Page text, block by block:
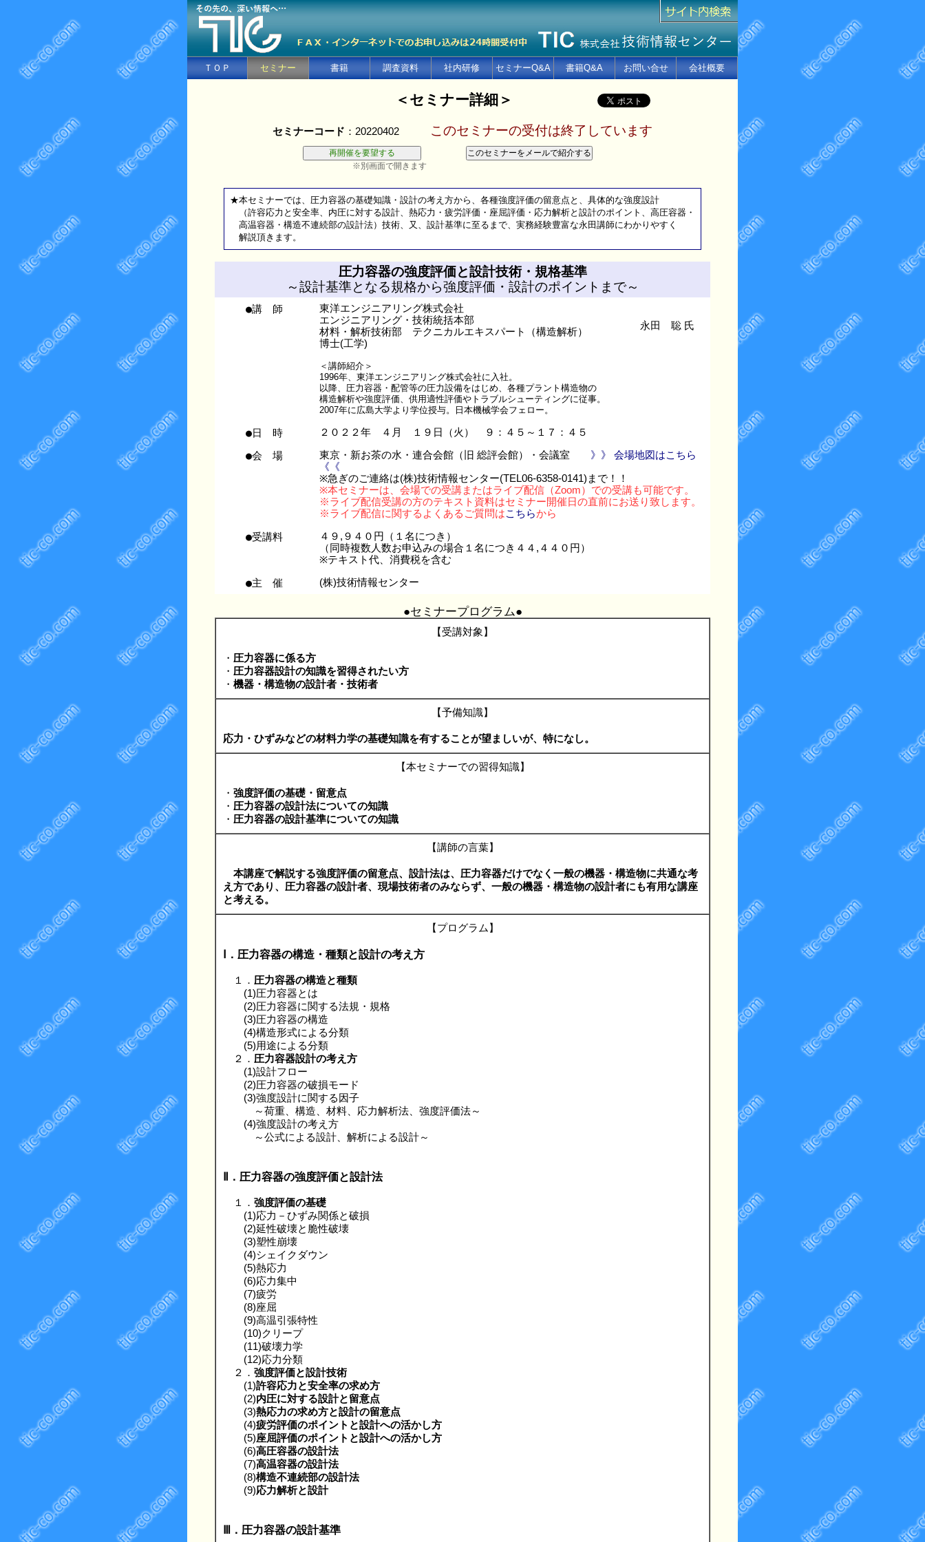
ＴＯＰ セミナー 書籍 調査資料 社内研修 セミナーQ&A 書籍Q&A お問い合せ 会社概要
＜セミナー詳細＞
セミナーコード ：20220402 このセミナーの受付は終了しています
※別画面で開きます
★本セミナーでは、圧力容器の基礎知識・設計の考え方から、各種強度評価の留意点と、具体的な強度設計
（許容応力と安全率、内圧に対する設計、熱応力・疲労評価・座屈評価・応力解析と設計のポイント、高圧容器・
高温容器・構造不連続部の設計法）技術、又、設計基準に至るまで、実務経験豊富な永田講師にわかりやすく
解説頂きます。
圧力容器の強度評価と設計技術・規格基準
～設計基準となる規格から強度評価・設計のポイントまで～
●講 師
東洋エンジニアリング株式会社
エンジニアリング・技術統括本部
材料・解析技術部 テクニカルエキスパート（構造解析）
博士(工学)
永田 聡 氏
＜講師紹介＞
1996年、東洋エンジニアリング株式会社に入社。
以降、圧力容器・配管等の圧力設備をはじめ、各種プラント構造物の
構造解析や強度評価、供用適性評価やトラブルシューティングに従事。
2007年に広島大学より学位授与。日本機械学会フェロー。
●日 時 ２０２２年 ４月 １９日（火） ９：４５～１７：４５
●会 場 東京・新お茶の水・連合会館（旧 総評会館）・会議室 》》 会場地図はこちら
《《
※急ぎのご連絡は(株)技術情報センター(TEL06-6358-0141)まで！！
※本セミナーは、会場での受講またはライブ配信（Zoom）での受講も可能です。
※ライブ配信受講の方のテキスト資料はセミナー開催日の直前にお送り致します。
※ライブ配信に関するよくあるご質問はこちらから
●受講料
４９,９４０円（１名につき）
（同時複数人数お申込みの場合１名につき４４,４４０円）
※テキスト代、消費税を含む
●主 催 (株)技術情報センター
●セミナープログラム●
【受講対象】
・ 圧力容器に係る方
・ 圧力容器設計の知識を習得されたい方
・ 機器・構造物の設計者・技術者
【予備知識】
応力・ひずみなどの材料力学の基礎知識を有することが望ましいが、特になし。
【本セミナーでの習得知識】
・ 強度評価の基礎・留意点
・ 圧力容器の設計法についての知識
・ 圧力容器の設計基準についての知識
【講師の言葉】
本講座で解説する強度評価の留意点、設計法は、圧力容器だけでなく一般の機器・構造物に共通な考
え方であり、圧力容器の設計者、現場技術者のみならず、一般の機器・構造物の設計者にも有用な講座
と考える。
【プログラム】
Ⅰ．圧力容器の構造・種類と設計の考え方
１． 圧力容器の構造と種類
(1)圧力容器とは
(2)圧力容器に関する法規・規格
(3)圧力容器の構造
(4)構造形式による分類
(5)用途による分類
２． 圧力容器設計の考え方
(1)設計フロー
(2)圧力容器の破損モード
(3)強度設計に関する因子
～荷重、構造、材料、応力解析法、強度評価法～
(4)強度設計の考え方
～公式による設計、解析による設計～
Ⅱ．圧力容器の強度評価と設計法
１． 強度評価の基礎
(1)応力－ひずみ関係と破損
(2)延性破壊と脆性破壊
(3)塑性崩壊
(4)シェイクダウン
(5)熱応力
(6)応力集中
(7)疲労
(8)座屈
(9)高温引張特性
(10)クリープ
(11)破壊力学
(12)応力分類
２． 強度評価と設計技術
(1)許容応力と安全率の求め方
(2)内圧に対する設計と留意点
(3)熱応力の求め方と設計の留意点
(4)疲労評価のポイントと設計への活かし方
(5)座屈評価のポイントと設計への活かし方
(6)高圧容器の設計法
(7)高温容器の設計法
(8)構造不連続部の設計法
(9)応力解析と設計
Ⅲ．圧力容器の設計基準